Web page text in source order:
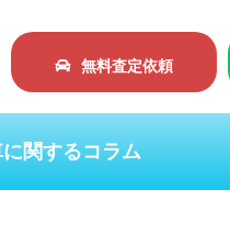
無料査定依頼
関するコラム